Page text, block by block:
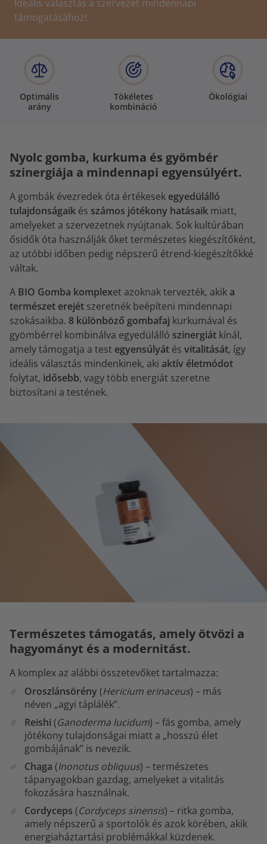
Ideális választás a szervezet mindennapi
támogatásához!
Optimális
arány
Tökéletes
kombináció
Ökológiai
Nyolc gomba, kurkuma és gyömbér
szinergiája a mindennapi egyensúlyért.
A gombák évezredek óta értékesek egyedülálló
tulajdonságaik és számos jótékony hatásaik miatt,
amelyeket a szervezetnek nyújtanak. Sok kultúrában
ősidők óta használják őket természetes kiegészítőként,
az utóbbi időben pedig népszerű étrend-kiegészítőkké
váltak.
A BIO Gomba komplexet azoknak tervezték, akik a
természet erejét szeretnék beépíteni mindennapi
szokásaikba. 8 különböző gombafaj kurkumával és
gyömbérrel kombinálva egyedülálló szinergiát kínál,
amely támogatja a test egyensúlyát és vitalitását, így
ideális választás mindenkinek, aki aktív életmódot
folytat, idősebb, vagy több energiát szeretne
biztosítani a testének.
Természetes támogatás, amely ötvözi a
hagyományt és a modernitást.
A komplex az alábbi összetevőket tartalmazza:
Oroszlánsörény(Hericium erinaceus) – más
néven „agyi táplálék”.
Reishi (Ganoderma lucidum) – fás gomba, amely
jótékony tulajdonságai miatt a „hosszú élet
gombájának” is nevezik.
Chaga (Inonotus obliquus) – természetes
tápanyagokban gazdag, amelyeket a vitalitás
fokozására használnak.
Cordyceps (Cordyceps sinensis) – ritka gomba,
amely népszerű a sportolók és azok körében, akik
energiaháztartási problémákkal küzdenek.